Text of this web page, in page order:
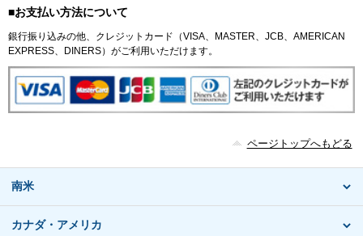
■お支払い方法について
銀行振り込みの他、クレジットカード（VISA、MASTER、JCB、AMERICAN
EXPRESS、DINERS）がご利用いただけます。
ページトップへもどる
南米
カナダ・アメリカ